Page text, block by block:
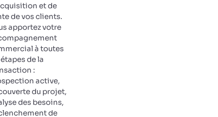
et de
de vos clients.
apportez votre
à toutes
de la
:
active,
du projet,
des besoins,
de